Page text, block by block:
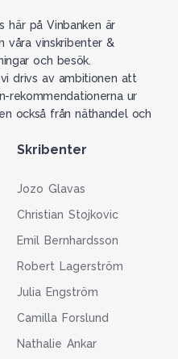
här på Vinbanken är
vinskribenter &
och besök.
drivs av ambitionen att
rekommendationerna ur
också från näthandel och
Skribenter
Jozo Glavas
Christian Stojkovic
Emil Bernhardsson
Robert Lagerström
Julia Engström
Camilla Forslund
Nathalie Ankar